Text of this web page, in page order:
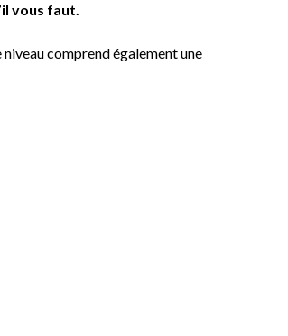
vous faut.
niveau comprend également une